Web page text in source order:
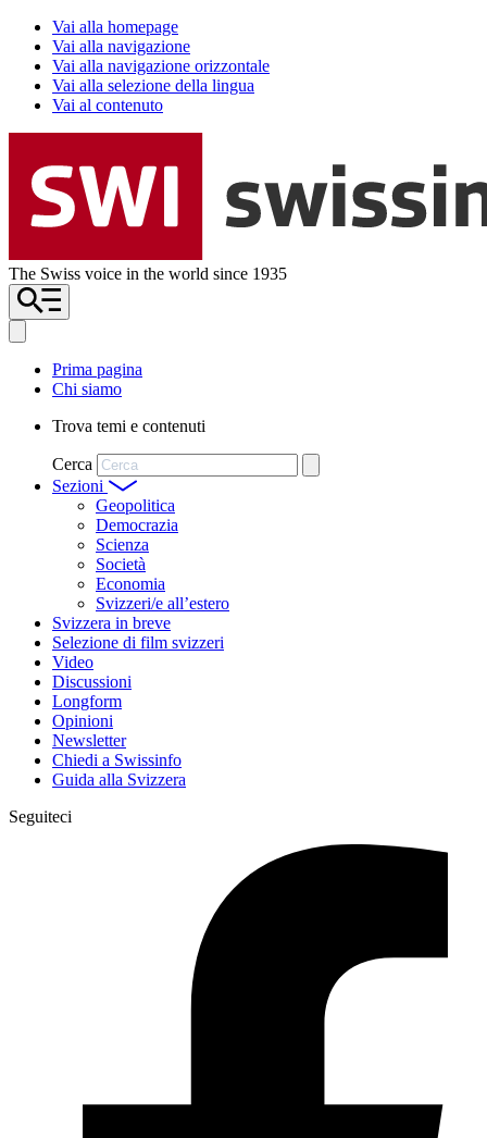
Vai alla homepage
Vai alla navigazione
Vai alla navigazione orizzontale
Vai alla selezione della lingua
Vai al contenuto
The Swiss voice in the world since 1935
Prima pagina
Chi siamo
Trova temi e contenuti
Cerca
Sezioni
Geopolitica
Democrazia
Scienza
Società
Economia
Svizzeri/e all’estero
Svizzera in breve
Selezione di film svizzeri
Video
Discussioni
Longform
Opinioni
Newsletter
Chiedi a Swissinfo
Guida alla Svizzera
Seguiteci